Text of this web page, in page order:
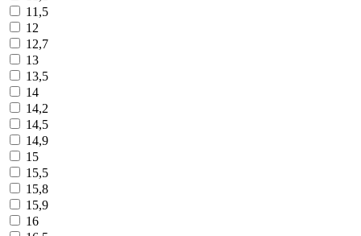
11,5
12
12,7
13
13,5
14
14,2
14,5
14,9
15
15,5
15,8
15,9
16